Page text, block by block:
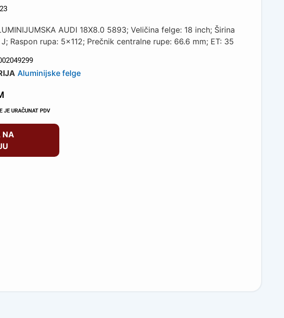
AUDI 18X8.0 5893; Veličina felge: 18 inch; Širina
Raspon rupa: 5×112; Prečnik centralne rupe: 66.6 mm; ET: 35
Aluminijske felge
JE URAČUNAT PDV
NA